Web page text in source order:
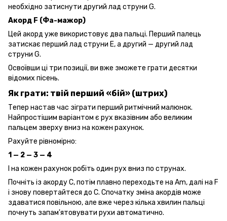
необхідно затиснути другий лад струни G.
Акорд F (Фа-мажор)
Цей акорд уже використовує два пальці. Перший палець
затискає перший лад струни E, а другий — другий лад
струни G.
Освоївши ці три позиції, ви вже зможете грати десятки
відомих пісень.
Як грати: твій перший «бій» (штрих)
Тепер настав час зіграти перший ритмічний малюнок.
Найпростішим варіантом є рух вказівним або великим
пальцем зверху вниз на кожен рахунок.
Рахуйте рівномірно:
1 — 2 — 3 — 4
І на кожен рахунок робіть один рух вниз по струнах.
Почніть із акорду C, потім плавно переходьте на Am, далі на F
і знову повертайтеся до C. Спочатку зміна акордів може
здаватися повільною, але вже через кілька хвилин пальці
почнуть запам'ятовувати рухи автоматично.